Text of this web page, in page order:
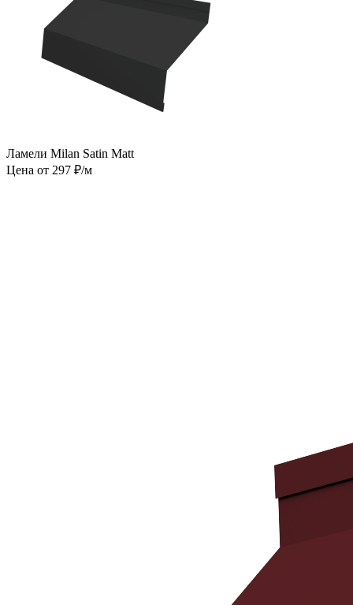
Ламели Milan Satin Matt
Цена от 297 ₽/м